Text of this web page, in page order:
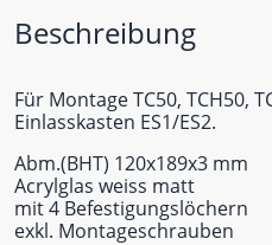
Beschreibung
Für Montage TC50, TCH50,
Einlasskasten ES1/ES2.
Abm.(BHT) 120x189x3 mm
Acrylglas weiss matt
mit 4 Befestigungslöchern
exkl. Montageschrauben